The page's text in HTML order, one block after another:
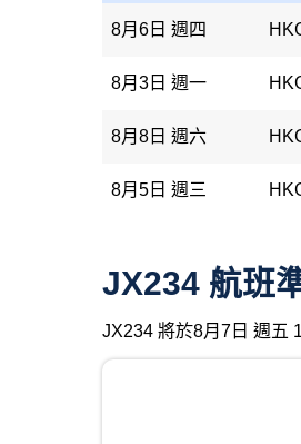
8月6日 週四
8月3日 週一
8月8日 週六
8月5日 週三
JX234 航班
JX234 將於8月7日 週五